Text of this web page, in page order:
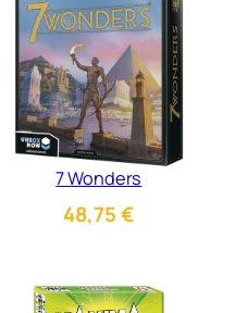
7 Wonders
48,75€